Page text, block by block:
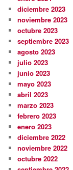
diciembre 2023
noviembre 2023
octubre 2023
septiembre 2023
agosto 2023
julio 2023
junio 2023
mayo 2023
abril 2023
marzo 2023
febrero 2023
enero 2023
diciembre 2022
noviembre 2022
octubre 2022